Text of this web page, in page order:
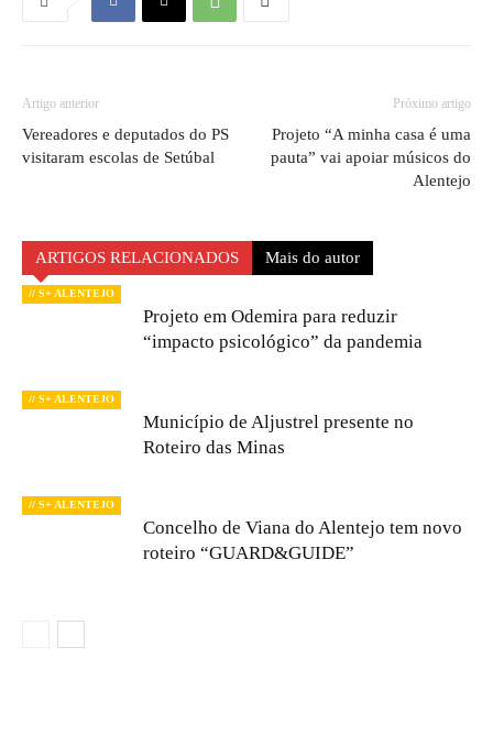
Artigo anterior
Vereadores e deputados do PS
visitaram escolas de Setúbal
Próximo artigo
Projeto “A minha casa é uma
pauta” vai apoiar músicos do
Alentejo
ARTIGOS RELACIONADOS Mais do autor
// S+ ALENTEJO
Projeto em Odemira para reduzir
“impacto psicológico” da pandemia
// S+ ALENTEJO
Município de Aljustrel presente no
Roteiro das Minas
// S+ ALENTEJO
Concelho de Viana do Alentejo tem novo
roteiro “GUARD&GUIDE”